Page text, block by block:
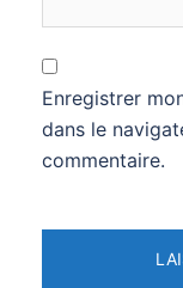
Enregistrer
dans le
commentaire.